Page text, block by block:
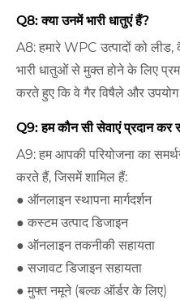
Q8: क्या उनमें भारी धातुएं हैं?
A8: हमारे WPC उत्पादों को
भारी धातुओं से मुक्त होने के लिए
करते हुए कि वे गैर विषैले और उपयोग
Q9: हम कौन सी सेवाएं प्रदान
A9: हम आपकी परियोजना का
करते हैं, जिसमें शामिल हैं:
● ऑनलाइन स्थापना मार्गदर्शन
● कस्टम उत्पाद डिजाइन
● ऑनलाइन तकनीकी सहायता
● सजावट डिजाइन सहायता
● मुफ्त नमूने (बल्क ऑर्डर के लिए)